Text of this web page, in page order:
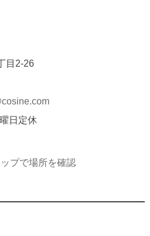
目2-26
日定休
プで場所を確認